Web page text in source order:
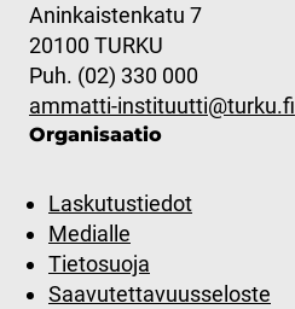
Aninkaistenkatu 7
20100 TURKU
Puh. (02) 330 000
ammatti-instituutti@turku.fi
Organisaatio
Laskutustiedot
Medialle
Tietosuoja
Saavutettavuusseloste